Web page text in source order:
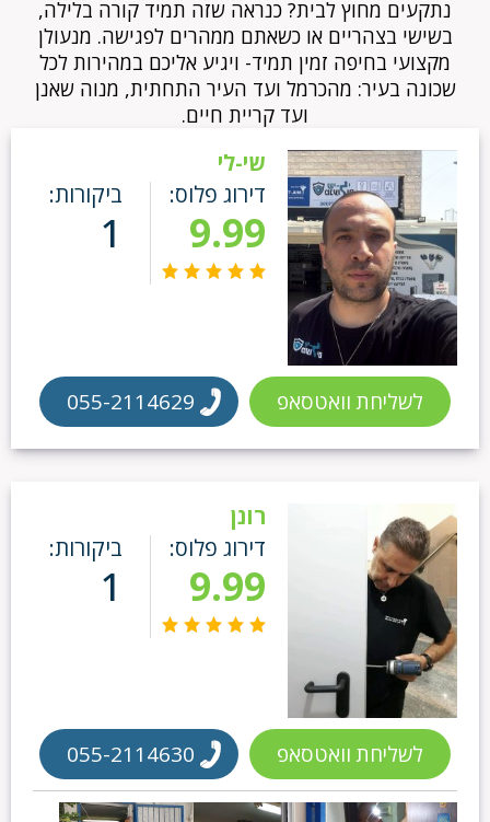
נתקעים מחוץ לבית? כנראה שזה תמיד קורה בלילה,
בשישי בצהריים או כשאתם ממהרים לפגישה. מנעולן
מקצועי בחיפה זמין תמיד- ויגיע אליכם במהירות לכל
שכונה בעיר: מהכרמל ועד העיר התחתית, מנוה שאנן
ועד קריית חיים.
שי-לי
דירוג פלוס:
9.99
ביקורות:
1
לשליחת וואטסאפ 055-2114629
רונן
דירוג פלוס:
9.99
ביקורות:
1
לשליחת וואטסאפ 055-2114630